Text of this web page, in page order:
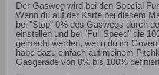
Der Gasweg wird bei den Special
Wenn du auf der Karte bei diesem
bei "Stop" 0% des Gaswegs durch
einstellen und bei "Full Speed" die
gemacht werden, wenn du im
habe dazu einfach auf meinem
Gasgerade von 0% bis 100%